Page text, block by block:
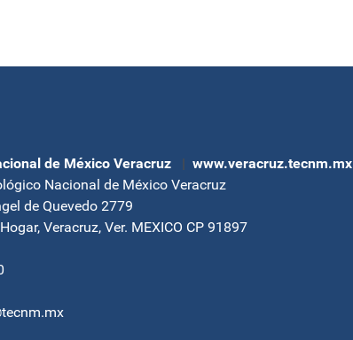
de México Veracruz | www.veracruz.tecnm.mx
Nacional de México Veracruz
de Quevedo 2779
Veracruz, Ver. MEXICO CP 91897